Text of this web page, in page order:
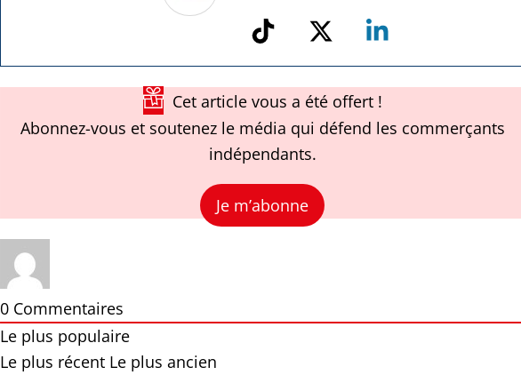
TikTok
Twitter
Cet article vous a été offert !
Abonnez-vous et soutenez le média qui défend les commerçants
indépendants.
Je m’abonne
0Commentaires
Le plus populaire
Le plus récent Le plus ancien